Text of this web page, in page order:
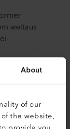
About
of our
the website,
weitaus
an